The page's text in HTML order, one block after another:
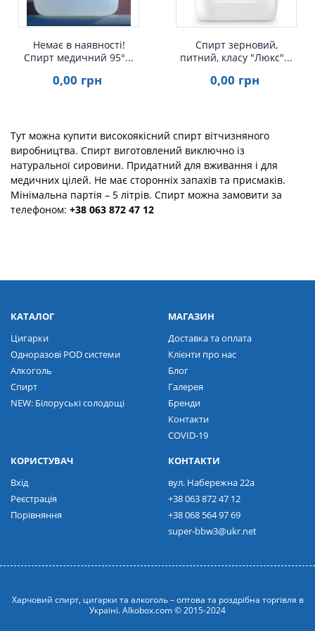
Немає в наявності!
Спирт медичний 95°...
0,00 грн
Спирт зерновий,
питний, класу "Люкс"...
0,00 грн
Тут можна купити високоякісний спирт вітчизняного
виробництва. Спирт виготовлений виключно із
натуральної сировини. Придатний для вживання і для
медичних цілей. Не має сторонніх запахів та присмаків.
Мінімальна партія – 5 літрів. Спирт можна замовити за
телефоном: +38 063 872 47 12
КАТАЛОГ
Цигарки
Одноразові POD системи
Алкоголь
Спирт
NEW: Білоруські солодощі
МАГАЗИН
Доставка та оплата
Клієнти про нас
Блог
Галерея
Бренди
Контакти
COVID-19
КОРИСТУВАЧ
Вхід
Реєстрація
Порівняння
КОНТАКТИ
вул. Набережна 22а
+38 063 872 47 12
+38 068 564 97 69
super-bbw3@ukr.net
Харчовий спирт, цигарки та алкоголь – оптова та роздрібна торгівля в
Україні. Alkobox.com © 2015-2024